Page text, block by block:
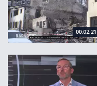
00:02:21
Propulsé directeur